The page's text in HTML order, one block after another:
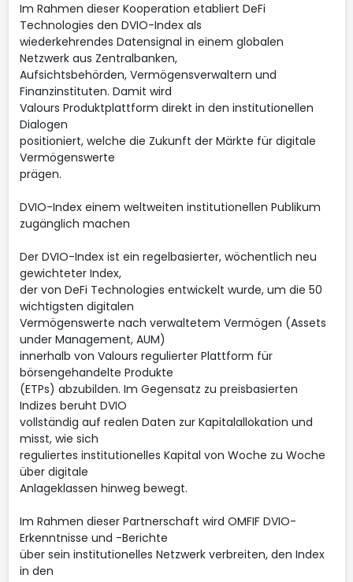
Im Rahmen dieser Kooperation etabliert DeFi
Technologies den DVIO-Index als
wiederkehrendes Datensignal in einem globalen
Netzwerk aus Zentralbanken,
Aufsichtsbehörden, Vermögensverwaltern und
Finanzinstituten. Damit wird
Valours Produktplattform direkt in den institutionellen
Dialogen
positioniert, welche die Zukunft der Märkte für digitale
Vermögenswerte
prägen.
DVIO-Index einem weltweiten institutionellen Publikum
zugänglich machen
Der DVIO-Index ist ein regelbasierter, wöchentlich neu
gewichteter Index,
der von DeFi Technologies entwickelt wurde, um die 50
wichtigsten digitalen
Vermögenswerte nach verwaltetem Vermögen (Assets
under Management, AUM)
innerhalb von Valours regulierter Plattform für
börsengehandelte Produkte
(ETPs) abzubilden. Im Gegensatz zu preisbasierten
Indizes beruht DVIO
vollständig auf realen Daten zur Kapitalallokation und
misst, wie sich
reguliertes institutionelles Kapital von Woche zu Woche
über digitale
Anlageklassen hinweg bewegt.
Im Rahmen dieser Partnerschaft wird OMFIF DVIO-
Erkenntnisse und -Berichte
über sein institutionelles Netzwerk verbreiten, den Index
in den